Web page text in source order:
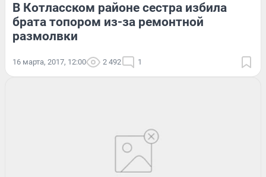
В Котласском районе сестра избила
брата топором из-за ремонтной
размолвки
16 марта, 2017, 12:00 2 492 1